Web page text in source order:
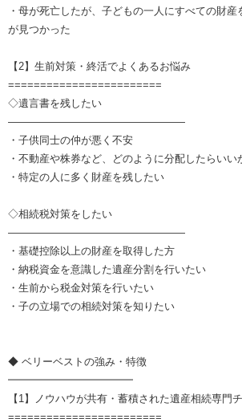
・母が死亡したが、子どもの一人にすべての財
が見つかった
【2】生前対策・終活でよくあるお悩み
========================
◇遺言書を残したい
―――――――――――――――――
・子供同士の仲が悪く不安
・不動産や株券など、どのように分配したらいい
・特定の人に多く財産を残したい
◇相続税対策をしたい
―――――――――――――――――
・基礎控除以上の財産を取得した方
・納税資金を意識した遺産分割を行いたい
・生前から税金対策を行いたい
・子の立場での相続対策を知りたい
◆ ベリーベストの強み・特徴
━━━━━━━━━━━━
【1】ノウハウが共有・蓄積された遺産相続専門